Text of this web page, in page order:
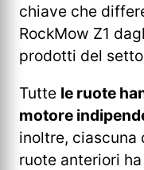
chiave che
RockMow Z1
prodotti del
Tutte le ruote
motore
inoltre, ciascuna
ruote anteriori